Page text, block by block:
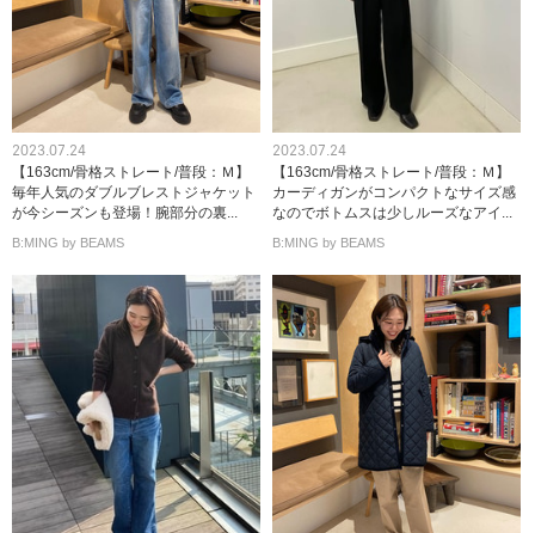
2023.07.24
【163cm/骨格ストレート/普段：Ｍ】
毎年人気のダブルブレストジャケット
が今シーズンも登場！腕部分の裏...
B:MING by BEAMS
2023.07.24
【163cm/骨格ストレート/普段：Ｍ】
カーディガンがコンパクトなサイズ感
なのでボトムスは少しルーズなアイ...
B:MING by BEAMS